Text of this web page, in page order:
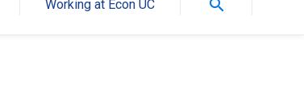
Working at Econ UC search